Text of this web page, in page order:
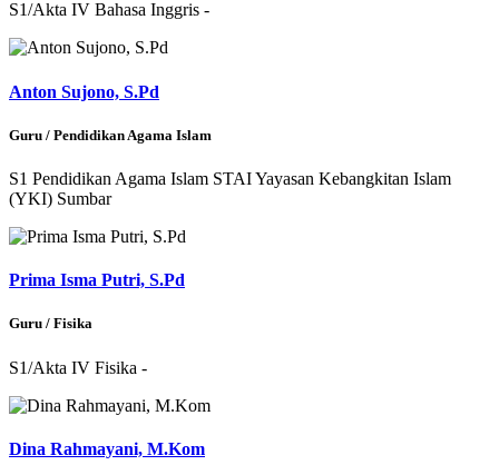
S1/Akta IV Bahasa Inggris -
Anton Sujono, S.Pd
Guru / Pendidikan Agama Islam
S1 Pendidikan Agama Islam STAI Yayasan Kebangkitan Islam
(YKI) Sumbar
Prima Isma Putri, S.Pd
Guru / Fisika
S1/Akta IV Fisika -
Dina Rahmayani, M.Kom